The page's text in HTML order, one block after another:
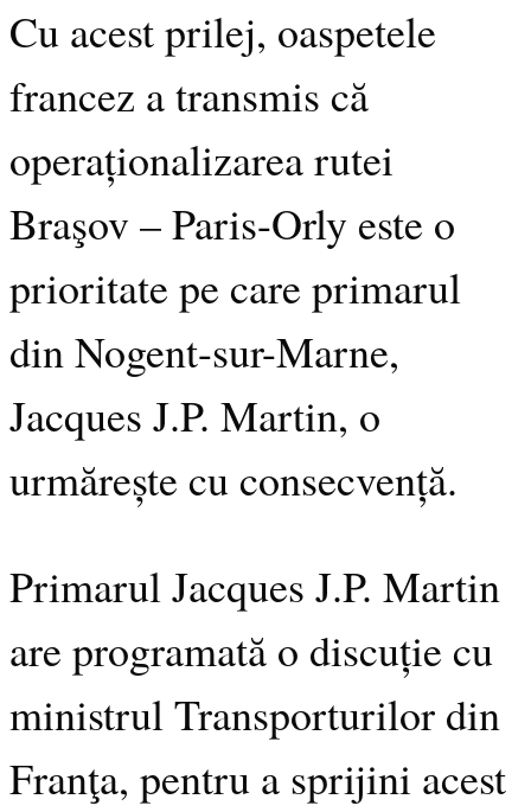
Cu acest prilej, oaspetele
francez a transmis că
operaționalizarea rutei
Braşov – Paris-Orly este o
prioritate pe care primarul
din Nogent-sur-Marne,
Jacques J.P. Martin, o
urmărește cu consecvență.
Primarul Jacques J.P. Martin
are programată o discuție cu
ministrul Transporturilor din
Franţa, pentru a sprijini acest